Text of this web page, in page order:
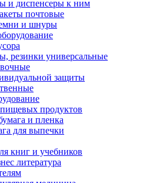
и диспенсеры к ним
почтовые
и шнуры
резинки универсальные
защиты
продуктов
и пленка
для выпечки
книг и учебников
литература